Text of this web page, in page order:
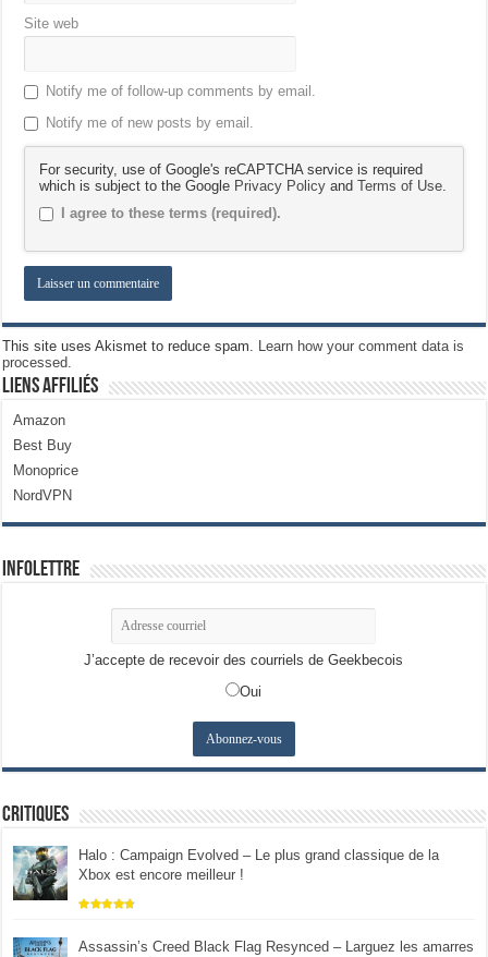
Site web
Notify me of follow-up comments by email.
Notify me of new posts by email.
For security, use of Google's reCAPTCHA service is required
which is subject to the Google Privacy Policy andTerms of Use.
I agree to these terms (required).
This site uses Akismet to reduce spam. Learn how your comment data is
processed.
Liens Affiliés
Amazon
Best Buy
Monoprice
NordVPN
Infolettre
J’accepte de recevoir des courriels de Geekbecois
Oui
Critiques
Halo : Campaign Evolved – Le plus grand classique de la
Xbox est encore meilleur !
Assassin’s Creed Black Flag Resynced – Larguez les amarres